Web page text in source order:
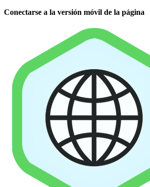
Conectarse a la versión móvil de la página